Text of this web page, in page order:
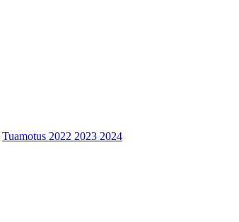
Tuamotus 2022 2023 2024